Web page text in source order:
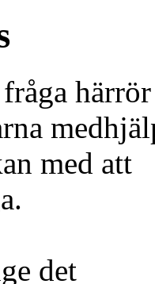
härrör
med att
det